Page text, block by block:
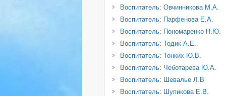
Воспитатель: Овчинникова М.А.
Воспитатель: Парфенова Е.А.
Воспитатель: Пономаренко Н.Ю.
Воспитатель: Тодик А.Е.
Воспитатель: Тонких Ю.В.
Воспитатель: Чеботарева Ю.А.
Воспитатель: Шевалье Л.В
Воспитатель: Шупикова Е.В.